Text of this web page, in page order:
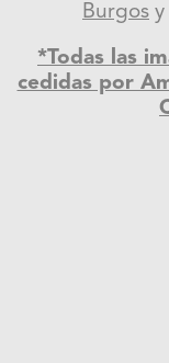
Burgos y
*Todas las
cedidas por